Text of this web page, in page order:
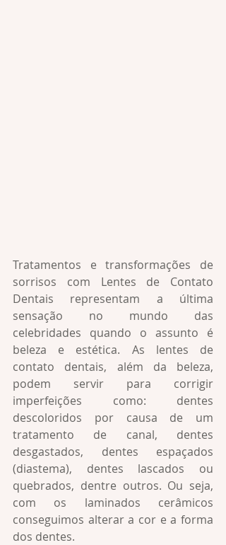
Tratamentos e transformações de
sorrisos com Lentes de Contato
Dentais representam a última
sensação no mundo das
celebridades quando o assunto é
beleza e estética. As lentes de
contato dentais, além da beleza,
podem servir para corrigir
imperfeições como: dentes
descoloridos por causa de um
tratamento de canal, dentes
desgastados, dentes espaçados
(diastema), dentes lascados ou
quebrados, dentre outros. Ou seja,
com os laminados cerâmicos
conseguimos alterar a cor e a forma
dos dentes.